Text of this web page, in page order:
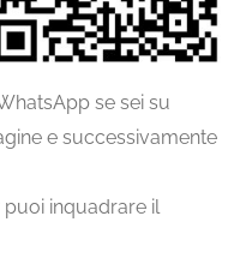
se sei su
e successivamente
inquadrare il